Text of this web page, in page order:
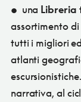
• una Libreria
assortimento
tutti i migliori
atlanti
narrativa, al